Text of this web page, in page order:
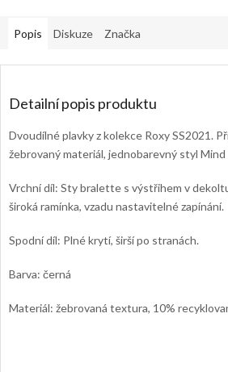
Popis Diskuze Značka
Detailní popis produktu
Dvoudílné plavky z kolekce Roxy SS2021.
žebrovaný materiál, jednobarevný styl Mind
Vrchní díl: Sty bralette s výstřihem v
široká ramínka, vzadu nastavitelné zapínání.
Spodní díl: Plné krytí, širší po stranách.
Barva: černá
Materiál: žebrovaná textura, 10%